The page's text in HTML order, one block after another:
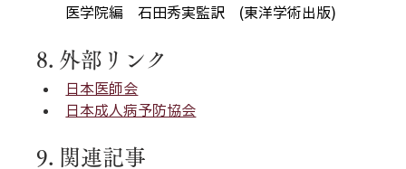
医学院編　石田秀実監訳　(東洋学術出版)
8. 外部リンク
日本医師会
日本成人病予防協会
9. 関連記事